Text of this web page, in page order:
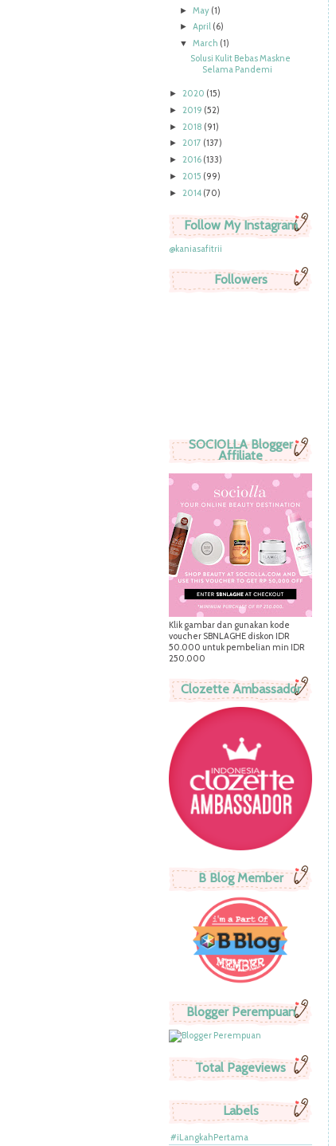
►May (1)
► April (6)
▼March (1)
Solusi Kulit Bebas Maskne
Selama Pandemi
► 2020 (15)
► 2019 (52)
► 2018 (91)
► 2017 (137)
► 2016 (133)
► 2015 (99)
► 2014 (70)
Follow My Instagram
@kaniasafitrii
Followers
SOCIOLLA Blogger
Affiliate
Klik gambar dan gunakan kode
voucher SBNLAGHE diskon IDR
50.000 untuk pembelian min IDR
250.000
Clozette Ambassador
B Blog Member
Blogger Perempuan
Total Pageviews
Labels
#iLangkahPertama